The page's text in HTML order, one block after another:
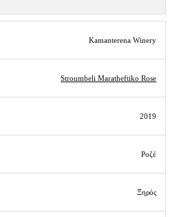
Kamanterena Winery
Stroumbeli Maratheftiko Rose
2019
Ροζέ
Ξηρός